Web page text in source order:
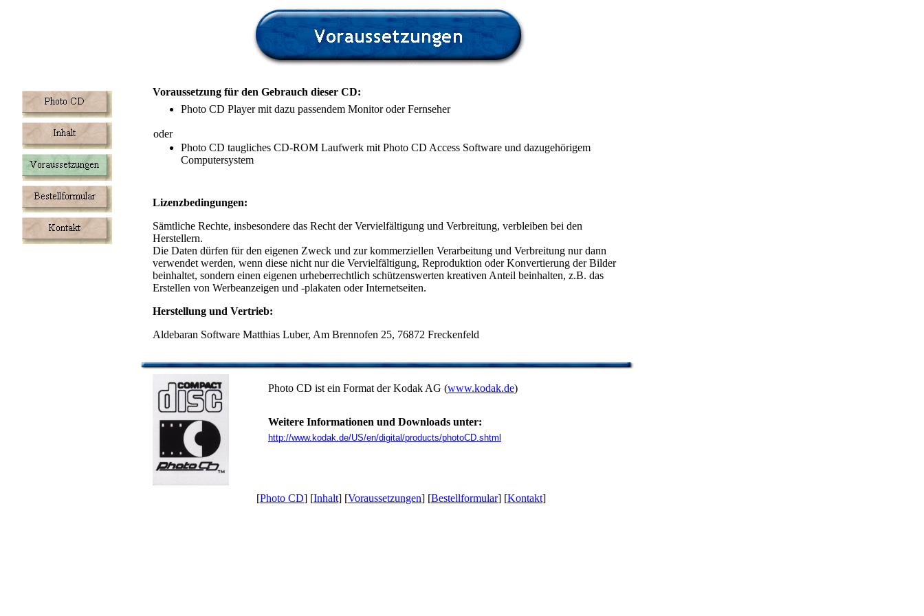
Voraussetzung für den Gebrauch dieser CD:
Photo CD Player mit dazu passendem Monitor oder Fernseher
oder
Photo CD taugliches CD-ROM Laufwerk mit Photo CD Access Software und dazugehörigem
Computersystem
Lizenzbedingungen:
Sämtliche Rechte, insbesondere das Recht der Vervielfältigung und Verbreitung, verbleiben bei den
Herstellern.
Die Daten dürfen für den eigenen Zweck und zur kommerziellen Verarbeitung und Verbreitung nur dann
verwendet werden, wenn diese nicht nur die Vervielfältigung, Reproduktion oder Konvertierung der Bilder
beinhaltet, sondern einen eigenen urheberrechtlich schützenswerten kreativen Anteil beinhalten, z.B. das
Erstellen von Werbeanzeigen und -plakaten oder Internetseiten.
Herstellung und Vertrieb:
Aldebaran Software Matthias Luber, Am Brennofen 25, 76872 Freckenfeld
Photo CD ist ein Format der Kodak AG (www.kodak.de)
Weitere Informationen und Downloads unter:
http://www.kodak.de/US/en/digital/products/photoCD.shtml
[Photo CD] [Inhalt] [Voraussetzungen] [Bestellformular] [Kontakt]